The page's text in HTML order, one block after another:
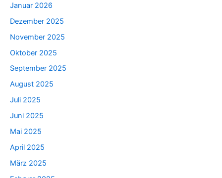
Januar 2026
Dezember 2025
November 2025
Oktober 2025
September 2025
August 2025
Juli 2025
Juni 2025
Mai 2025
April 2025
März 2025